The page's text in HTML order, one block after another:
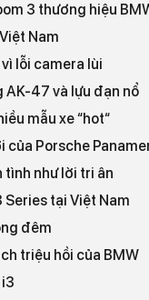
3 thương hiệu
Nam
lỗi camera lùi
AK-47 và lựu đạn nổ
mẫu xe “hot“
của Porsche
tình như lời tri ân
Series tại Việt Nam
đêm
triệu hồi của BMW